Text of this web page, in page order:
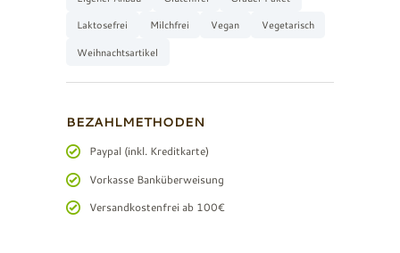
Laktosefrei
Milchfrei Vegan
Vegetarisch
Weihnachtsartikel
BEZAHLMETHODEN
Paypal (inkl. Kreditkarte)
Vorkasse Banküberweisung
Versandkostenfrei ab 100€